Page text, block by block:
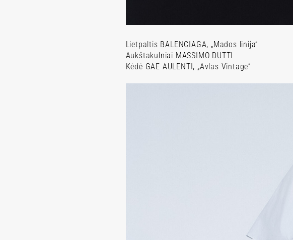
Lietpaltis BALENCIAGA, „Mados linija“
Aukštakulniai MASSIMO DUTTI
Kėdė GAE AULENTI, „Avlas Vintage“